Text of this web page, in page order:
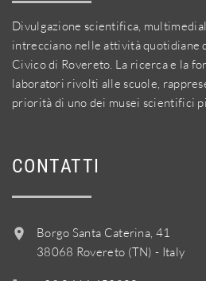
Divulgazione scientifica,
intrecciano nelle attività quotidiane
Civico di Rovereto. La ricerca e la
laboratori rivolti alle scuole,
priorità di uno dei musei scientifici
CONTATTI
Borgo Santa Caterina, 41
38068 Rovereto (TN) - Italy